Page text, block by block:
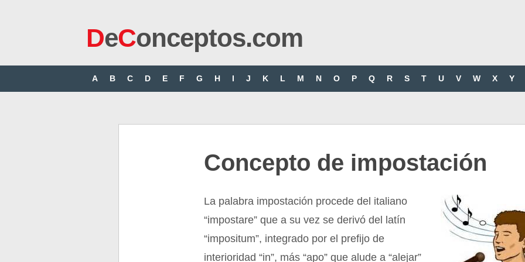
DeConceptos.com
A B C D E F G H I J K L M N O P Q R S T U V W X Y
Concepto de impostación
La palabra impostación procede del italiano
“impostare” que a su vez se derivó del latín
“impositum”, integrado por el prefijo de
interioridad “in”, más “apo” que alude a “alejar”